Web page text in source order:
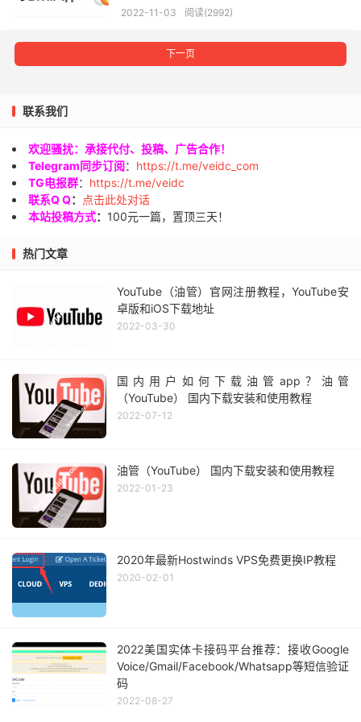
2022-11-03 阅读(2992)
下一页
联系我们
欢迎骚扰：承接代付、投稿、广告合作！
Telegram同步订阅： https://t.me/veidc_com
TG电报群： https://t.me/veidc
联系Q Q：
点击此处对话
本站投稿方式： 100元一篇，置顶三天！
热门文章
YouTube（油管）官网注册教程，YouTube安
卓版和iOS下载地址
2022-03-30
国内用户如何下载油管app？油管
（YouTube） 国内下载安装和使用教程
2022-07-12
油管（YouTube） 国内下载安装和使用教程
2022-01-23
2020年最新Hostwinds VPS免费更换IP教程
2020-02-01
2022美国实体卡接码平台推荐：接收Google
Voice/Gmail/Facebook/Whatsapp等短信验证
码
2022-08-27